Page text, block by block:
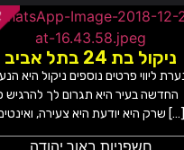
ניקול בת 24 בתל אביב
ליווי פרטים נוספים ניקול היא
החדשה בעיר היא תגרום לך להרגיש
שרק היא יודעת היא צעירה, ואינטימית […]